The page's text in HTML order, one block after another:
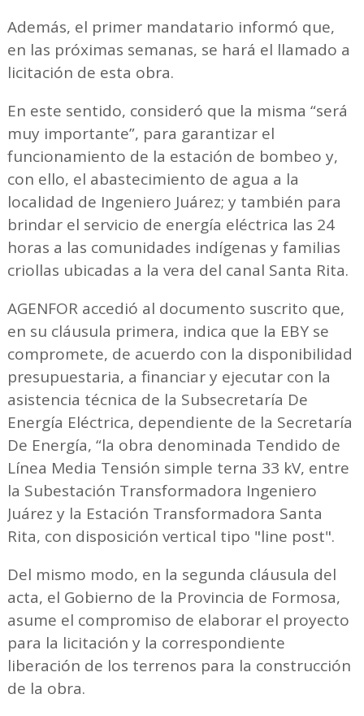
Además, el primer mandatario informó que,
en las próximas semanas, se hará el llamado a
licitación de esta obra.
En este sentido, consideró que la misma “será
muy importante”, para garantizar el
funcionamiento de la estación de bombeo y,
con ello, el abastecimiento de agua a la
localidad de Ingeniero Juárez; y también para
brindar el servicio de energía eléctrica las 24
horas a las comunidades indígenas y familias
criollas ubicadas a la vera del canal Santa Rita.
AGENFOR accedió al documento suscrito que,
en su cláusula primera, indica que la EBY se
compromete, de acuerdo con la disponibilidad
presupuestaria, a financiar y ejecutar con la
asistencia técnica de la Subsecretaría De
Energía Eléctrica, dependiente de la Secretaría
De Energía, “la obra denominada Tendido de
Línea Media Tensión simple terna 33 kV, entre
la Subestación Transformadora Ingeniero
Juárez y la Estación Transformadora Santa
Rita, con disposición vertical tipo "line post".
Del mismo modo, en la segunda cláusula del
acta, el Gobierno de la Provincia de Formosa,
asume el compromiso de elaborar el proyecto
para la licitación y la correspondiente
liberación de los terrenos para la construcción
de la obra.